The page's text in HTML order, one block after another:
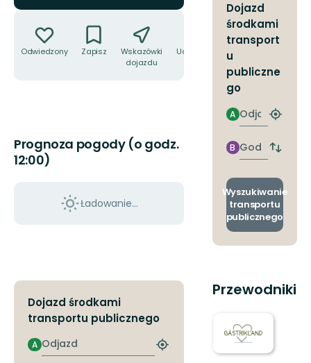
Odwiedzony Zapisz
Wskazówki
dojazdu
Udostępnij
Prognoza pogody (o godz.
12:00)
Ładowanie...
Dojazd środkami
transportu publicznego
Odjazd
A
Znajdź
Dojazd
środkami
transport
u
publiczne
go
Odjazd
A
Znajdź
Godzinie
przyjazdu
B
Zmiana
i
Wyszukiwanie
transportu
publicznego
Przewodniki